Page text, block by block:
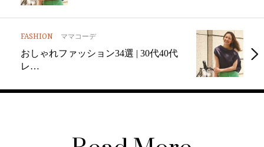
FASHION ママコーデ
おしゃれファッション34選 | 30代40代
レ…